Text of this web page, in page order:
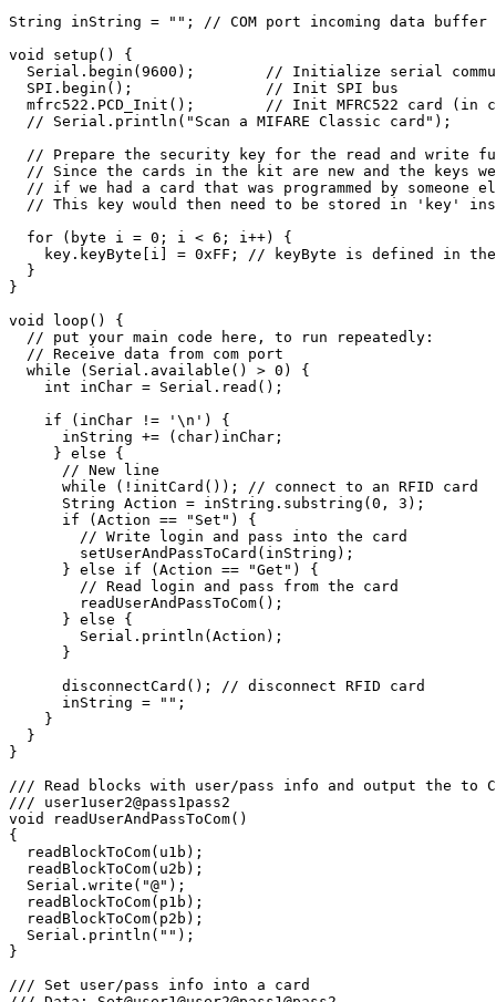
String inString = ""; // COM port incoming data buffer
void setup() {
Serial.begin(9600);        // Initialize serial
  SPI.begin();               // Init SPI bus
mfrc522.PCD_Init();        // Init MFRC522 card (in
  // Serial.println("Scan a MIFARE Classic card");
// Prepare the security key for the read and write
// Since the cards in the kit are new and the keys
// if we had a card that was programmed by someone
// This key would then need to be stored in 'key'
  for (byte i = 0; i < 6; i++) {
key.keyByte[i] = 0xFF; // keyByte is defined in
  }
}
void loop() {
  // put your main code here, to run repeatedly:
  // Receive data from com port
  while (Serial.available() > 0) {
    int inChar = Serial.read();
    if (inChar != '\n') {
      inString += (char)inChar;
     } else {
      // New line
      while (!initCard()); // connect to an RFID card
      String Action = inString.substring(0, 3);
      if (Action == "Set") {
        // Write login and pass into the card
        setUserAndPassToCard(inString);
      } else if (Action == "Get") {
        // Read login and pass from the card
        readUserAndPassToCom();
      } else {
        Serial.println(Action);
      }
      disconnectCard(); // disconnect RFID card
      inString = "";
    }
  }
}
/// Read blocks with user/pass info and output the to
/// user1user2@pass1pass2
void readUserAndPassToCom()
{
  readBlockToCom(u1b);
  readBlockToCom(u2b);
  Serial.write("@");
  readBlockToCom(p1b);
  readBlockToCom(p2b);
  Serial.println("");
}
/// Set user/pass info into a card